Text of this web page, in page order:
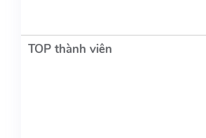
TOP thành viên